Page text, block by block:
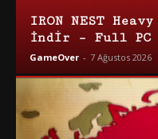
IRON NEST
İndir – Full PC
GameOver - 7 Ağustos 2026